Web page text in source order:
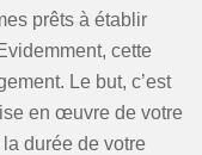
prêts à établir
cette
Le but, c’est
en œuvre de votre
durée de votre